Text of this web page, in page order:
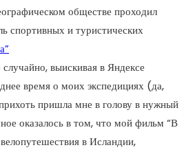
обществе проходил
спортивных и туристических
выискивая в Яндексе
время о моих экспедициях (да,
пришла мне в голову в нужный
оказалось в том, что мой фильм “В
в Исландии,